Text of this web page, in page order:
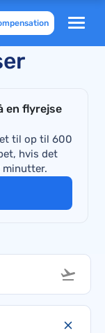
en flyrejse
til op til 600
hvis det
minutter.